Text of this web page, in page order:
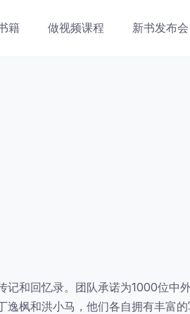
籍 做视频课程 新书发布会
和回忆录。团队承诺为1000位中
枫和洪小马，他们各自拥有丰富